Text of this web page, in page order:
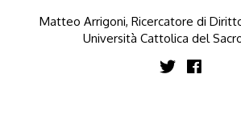
Matteo Arrigoni, Ricercatore di
Università Cattolica del